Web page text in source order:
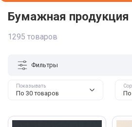
Бумажная продукция
1295 товаров
Фильтры
Показывать
По 30 товаров По